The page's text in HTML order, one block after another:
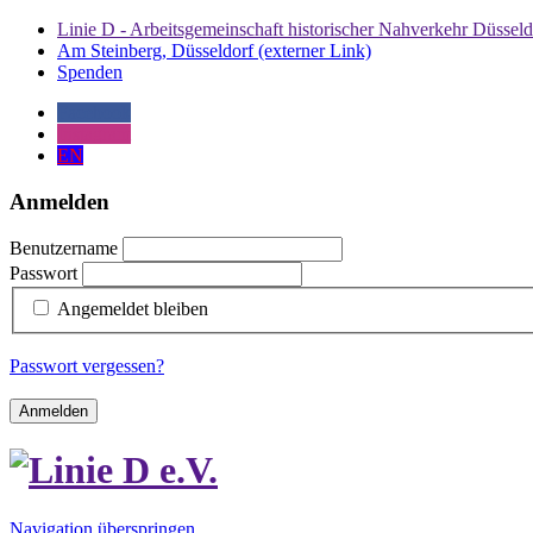
Linie D - Arbeitsgemeinschaft historischer Nahverkehr
Am Steinberg, Düsseldorf (externer Link)
Spenden
EN
Anmelden
Benutzername
Passwort
Angemeldet bleiben
Passwort vergessen?
Anmelden
Navigation überspringen